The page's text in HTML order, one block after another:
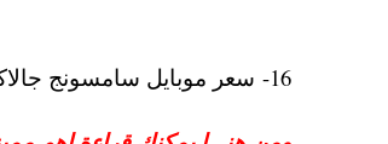
16- سعر موبايل سامسونج جالاكسي Galaxy Note 4 ويتوفر الهاتف بسعر 4600 جنيه بالضمان